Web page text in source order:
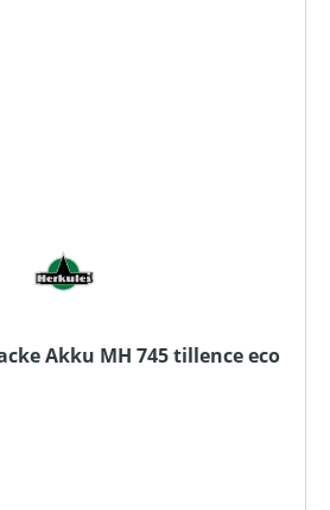
Akku MH 745 tillence eco